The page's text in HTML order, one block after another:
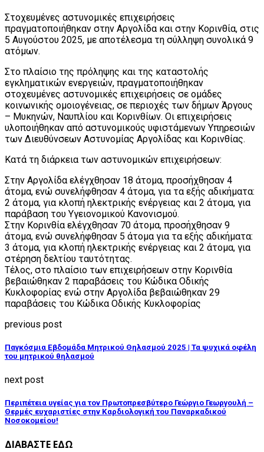
Στοχευμένες αστυνομικές επιχειρήσεις
πραγματοποιήθηκαν στην Αργολίδα και στην Κορινθία, στις
5 Αυγούστου 2025, με αποτέλεσμα τη σύλληψη συνολικά 9
ατόμων.
Στο πλαίσιο της πρόληψης και της καταστολής
εγκληματικών ενεργειών, πραγματοποιήθηκαν
στοχευμένες αστυνομικές επιχειρήσεις σε ομάδες
κοινωνικής ομοιογένειας, σε περιοχές των δήμων Άργους
– Μυκηνών, Ναυπλίου και Κορινθίων. Οι επιχειρήσεις
υλοποιήθηκαν από αστυνομικούς υφιστάμενων Υπηρεσιών
των Διευθύνσεων Αστυνομίας Αργολίδας και Κορινθίας.
Κατά τη διάρκεια των αστυνομικών επιχειρήσεων:
Στην Αργολίδα ελέγχθησαν 18 άτομα, προσήχθησαν 4
άτομα, ενώ συνελήφθησαν 4 άτομα, για τα εξής αδικήματα:
2 άτομα, για κλοπή ηλεκτρικής ενέργειας και 2 άτομα, για
παράβαση του Υγειονομικού Κανονισμού.
Στην Κορινθία ελέγχθησαν 70 άτομα, προσήχθησαν 9
άτομα, ενώ συνελήφθησαν 5 άτομα για τα εξής αδικήματα:
3 άτομα, για κλοπή ηλεκτρικής ενέργειας και 2 άτομα, για
στέρηση δελτίου ταυτότητας.
Τέλος, στο πλαίσιο των επιχειρήσεων στην Κορινθία
βεβαιώθηκαν 2 παραβάσεις του Κώδικα Οδικής
Κυκλοφορίας ενώ στην Αργολίδα βεβαιώθηκαν 29
παραβάσεις του Κώδικα Οδικής Κυκλοφορίας
previous post
Παγκόσμια Εβδομάδα Μητρικού Θηλασμού 2025 | Τα ψυχικά οφέλη
του μητρικού θηλασμού
next post
Περιπέτεια υγείας για τον Πρωτοπρεσβύτερο Γεώργιο Γεωργουλή –
Θερμές ευχαριστίες στην Καρδιολογική του Παναρκαδικού
Νοσοκομείου!
ΔΙΑΒΑΣΤΕ ΕΔΩ